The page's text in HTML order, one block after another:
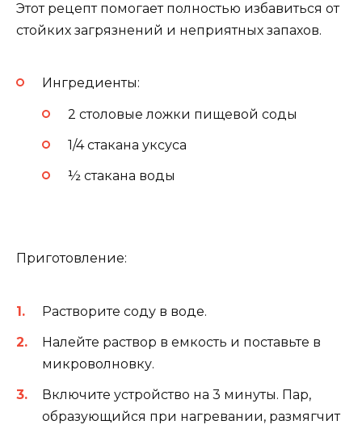
Этот рецепт помогает полностью избавиться от
стойких загрязнений и неприятных запахов.
Ингредиенты:
2 столовые ложки пищевой соды
1/4 стакана уксуса
½ стакана воды
Приготовление:
Растворите соду в воде.
Налейте раствор в емкость и поставьте в
микроволновку.
Включите устройство на 3 минуты. Пар,
образующийся при нагревании, размягчит